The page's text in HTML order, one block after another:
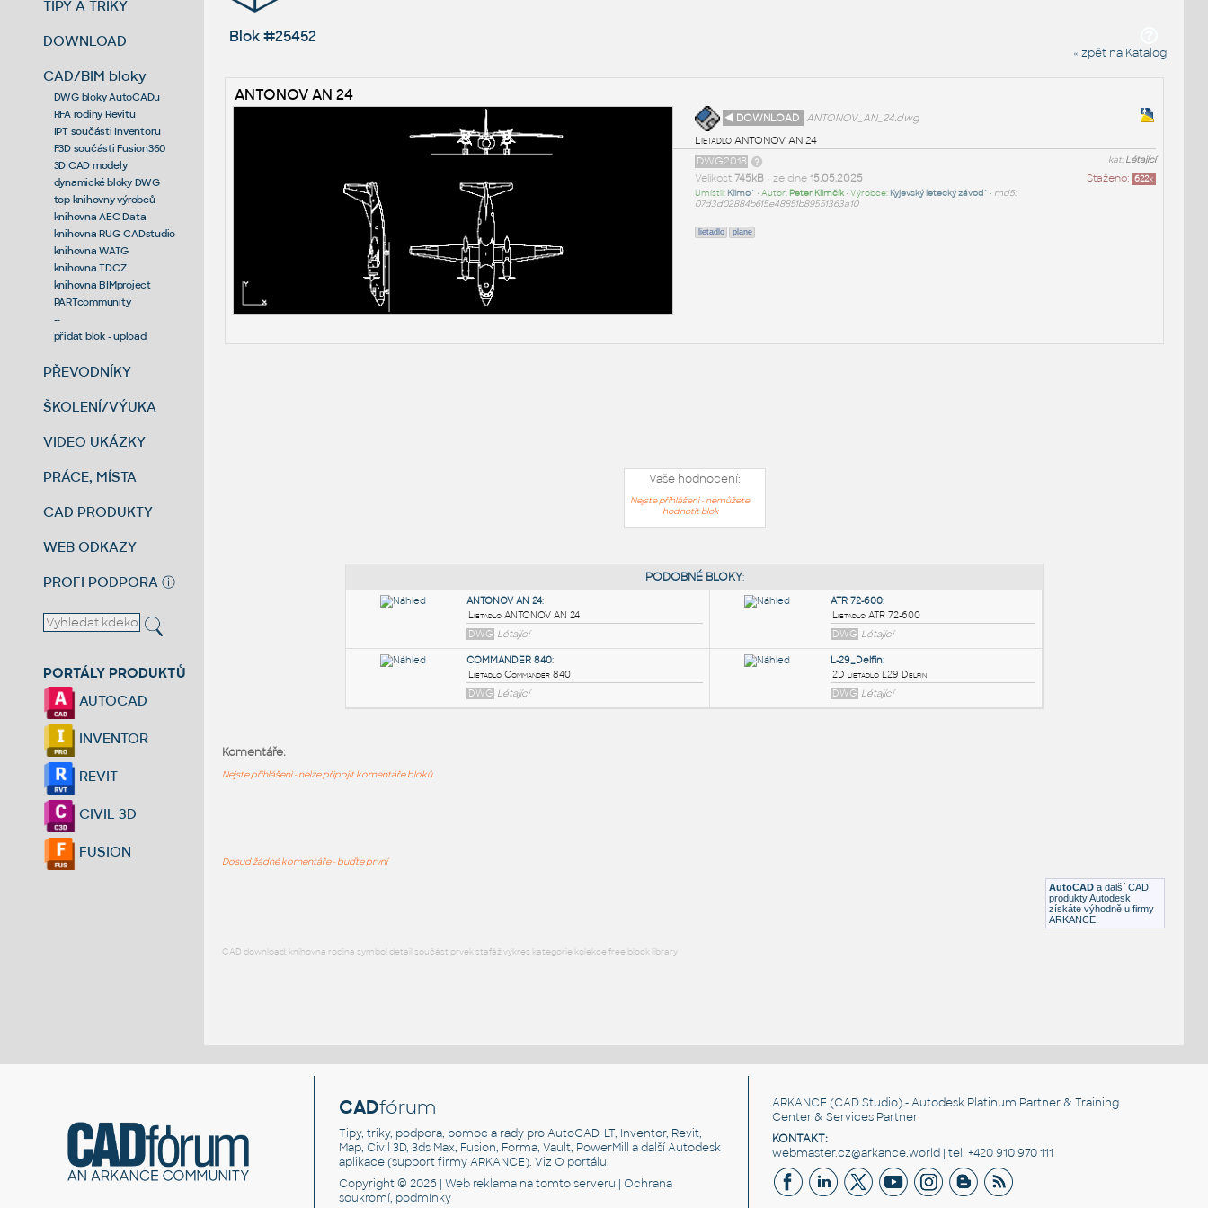
TIPY A TRIKY
DOWNLOAD
CAD/BIM bloky
DWG bloky AutoCADu
RFA rodiny Revitu
IPT součásti Inventoru
F3D součásti Fusion360
3D CAD modely
dynamické bloky DWG
top knihovny výrobců
knihovna AEC Data
knihovna RUG-CADstudio
knihovna WATG
knihovna TDCZ
knihovna BIMproject
PARTcommunity
--
přidat blok - upload
PŘEVODNÍKY
ŠKOLENÍ/VÝUKA
VIDEO UKÁZKY
PRÁCE, MÍSTA
CAD PRODUKTY
WEB ODKAZY
PROFI PODPORA ⓘ
PORTÁLY PRODUKTŮ
AUTOCAD
INVENTOR
REVIT
CIVIL 3D
FUSION
Blok #25452
« zpět na Katalog
ANTONOV AN 24
◄ DOWNLOAD
ANTONOV_AN_24.dwg
Lietadlo ANTONOV AN 24
kat:Létající
DWG2018
Staženo: 622x
Velikost 745kB• ze dne 15.05.2025
Umístil: Klimo^ • Autor: Peter Klimčík• Výrobce: Kyjevský letecký závod^ • md5:
07d3d02884b615e48851b89551363a10
lietadlo plane
Vaše hodnocení:
Nejste přihlášeni - nemůžete
hodnotit blok
LétajícíAutoCAD a další CAD
produkty Autodesk
získáte výhodně u firmy
ARKANCE
Komentáře:
Nejste přihlášeni - nelze připojit komentáře bloků
Dosud žádné komentáře - buďte první
CAD download: knihovna rodina symbol detail součást prvek stafáž výkres kategorie kolekce free block library
CADfórum
Tipy, triky, podpora, pomoc a rady pro AutoCAD, LT, Inventor, Revit,
Map, Civil 3D, 3ds Max, Fusion, Forma, Vault, PowerMill a další Autodesk
aplikace (support firmy ARKANCE). VizO portálu.
Copyright © 2026 |Web reklama na tomto serveru |Ochrana
soukromí, podmínky
ARKANCE (CAD Studio) - Autodesk Platinum Partner & Training
Center & Services Partner
KONTAKT:
webmaster.cz@arkance.world | tel. +420 910 970 111